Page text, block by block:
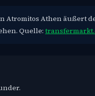
Atromitos Athen äußert
Quelle: